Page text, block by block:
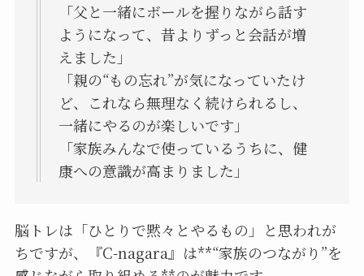
「父と一緒にボールを握りながら話す
ようになって、昔よりずっと会話が増
えました」
「親の“もの忘れ”が気になっていたけ
ど、これなら無理なく続けられるし、
一緒にやるのが楽しいです」
「家族みんなで使っているうちに、健
康への意識が高まりました」
脳トレは「ひとりで黙々とやるもの」と思われが
ちですが、『C-nagara』は**“家族のつながり”を